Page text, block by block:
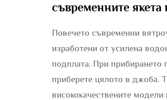
съвременните якета
Повечето съвременни
изработени от усилена
подплата. При прибирането
приберете цялото в джоба.
висококачествените